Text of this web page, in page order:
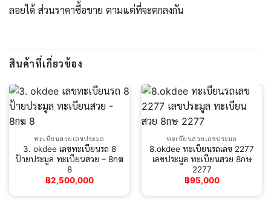
ลอยได้ ส่วนราคาซื้อขาย ตามแต่ที่จะตกลงกัน
สินค้าที่เกี่ยวข้อง
ทะเบียนสวยเลขประมูล
3. okdee เลขทะเบียนรถ 8
ป้ายประมูล ทะเบียนสวย – 8กฆ
8
฿2,500,000
ทะเบียนสวยเลขประมูล
8.okdee ทะเบียนรถเลข 2277
เลขประมูล ทะเบียนสวย 8กษ
2277
฿95,000